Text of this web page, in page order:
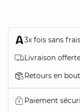
3x fois sans
Livraison
Retours en
Paiement